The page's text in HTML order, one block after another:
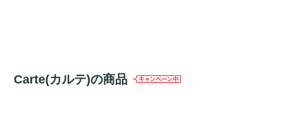
Carte(カルテ)の商品